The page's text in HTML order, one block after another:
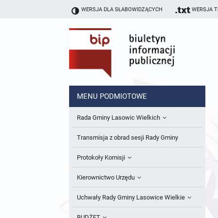
WERSJA DLA SŁABOWIDZĄCYCH WERSJA
MENU PODMIOTOWE
Rada Gminy Lasowic Wielkich
Sesje Rady Gminy
Skład Rady Gminy
Interpelacje i Zapytania Radnych
Komisje Rady Gminy i informacja o
Transmisja z obrad sesji Rady Gminy
Protokoły Komisji
Komisja Budżetu i Finansów
Komisja Oświatowa
Kierownictwo Urzędu
Wójt
Uchwały Rady Gminy Lasowice Wielkie